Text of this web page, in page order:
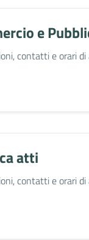
e
contatti e orari
atti
contatti e orari